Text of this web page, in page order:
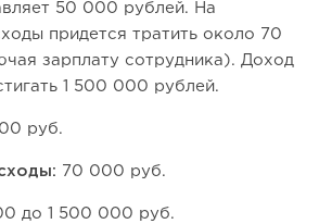
50 000 рублей. На
придется тратить около 70
зарплату сотрудника). Доход
1 500 000 рублей.
руб.
70 000 руб.
до 1 500 000 руб.